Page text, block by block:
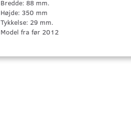
Bredde: 88 mm.
Højde: 350 mm
Tykkelse: 29 mm.
Model fra før 2012